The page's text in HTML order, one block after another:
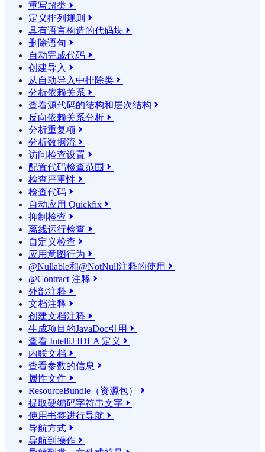
重写超类 
定义排列规则 
具有语言构造的代码块 
删除语句 
自动完成代码 
创建导入 
从自动导入中排除类 
分析依赖关系 
查看源代码的结构和层次结构 
反向依赖关系分析 
分析重复项 
分析数据流 
访问检查设置 
配置代码检查范围 
检查严重性 
检查代码 
自动应用 Quickfix 
抑制检查 
离线运行检查 
自定义检查 
应用意图行为 
@Nullable和@NotNull注释的使用 
@Contract 注释 
外部注释 
文档注释 
创建文档注释 
生成项目的JavaDoc引用 
查看 IntelliJ IDEA 定义 
内联文档 
查看参数的信息 
属性文件 
ResourceBundle（资源包） 
提取硬编码字符串文字 
使用书签进行导航 
导航方式 
导航到操作 